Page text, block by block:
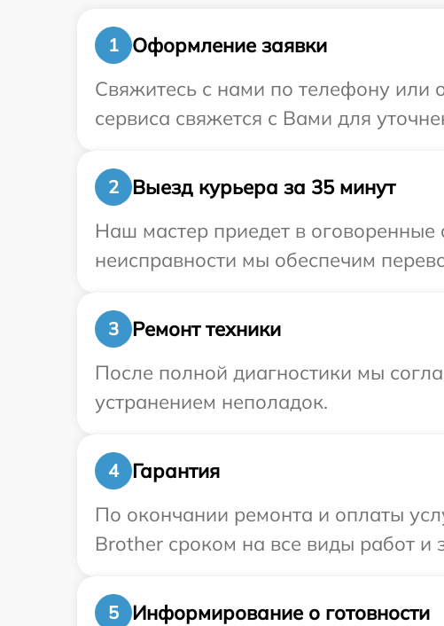
1
Оформление заявки
Свяжитесь с нами по телефону или
сервиса свяжется с Вами для
2
Выезд курьера за 35 минут
Наш мастер приедет в оговоренные
неисправности мы обеспечим
3
Ремонт техники
После полной диагностики мы
устранением неполадок.
4
Гарантия
По окончании ремонта и оплаты
Brother сроком на все виды работ и
5
Информирование о готовности